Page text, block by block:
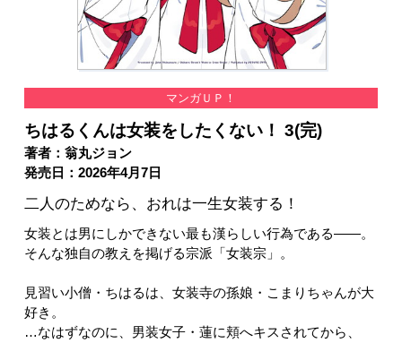
マンガＵＰ！
ちはるくんは女装をしたくない！ 3(完)
著者：翁丸ジョン
発売日：2026年4月7日
二人のためなら、おれは一生女装する！
女装とは男にしかできない最も漢らしい行為である――。
そんな独自の教えを掲げる宗派「女装宗」。
見習い小僧・ちはるは、女装寺の孫娘・こまりちゃんが大
好き。
…なはずなのに、男装女子・蓮に頬へキスされてから、